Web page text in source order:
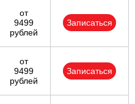
от
9499
рублей
Записаться
от
9499
рублей
Записаться